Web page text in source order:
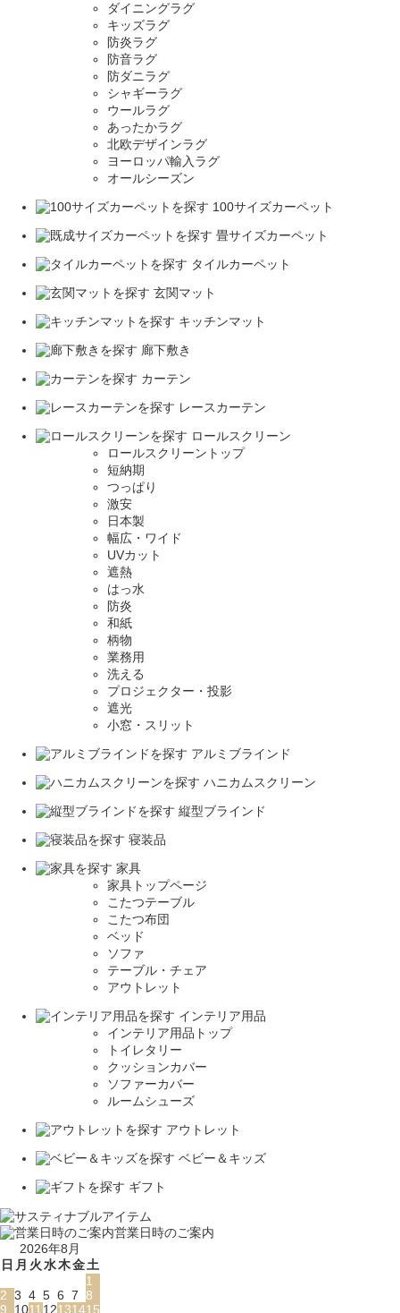
ダイニングラグ
キッズラグ
防炎ラグ
防音ラグ
防ダニラグ
シャギーラグ
ウールラグ
あったかラグ
北欧デザインラグ
ヨーロッパ輸入ラグ
オールシーズン
100サイズカーペット
畳サイズカーペット
タイルカーペット
玄関マット
キッチンマット
廊下敷き
カーテン
レースカーテン
ロールスクリーン
ロールスクリーントップ
短納期
つっぱり
激安
日本製
幅広・ワイド
UVカット
遮熱
はっ水
防炎
和紙
柄物
業務用
洗える
プロジェクター・投影
遮光
小窓・スリット
アルミブラインド
ハニカムスクリーン
縦型ブラインド
寝装品
家具
家具トップページ
こたつテーブル
こたつ布団
ベッド
ソファ
テーブル・チェア
アウトレット
インテリア用品
インテリア用品トップ
トイレタリー
クッションカバー
ソファーカバー
ルームシューズ
アウトレット
ベビー＆キッズ
ギフト
営業日時のご案内
2026年8月
日 月 火水木金土
1
2 3 4 5 6 7 8
9
101112131415